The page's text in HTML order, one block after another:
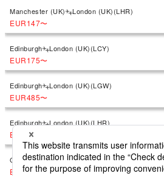
Manchester (UK) London (UK)(LHR)
EUR147〜
Edinburgh London (UK)(LCY)
EUR175〜
Edinburgh London (UK)(LGW)
EUR485〜
Edinburgh London (UK)(LHR)
EUR137
Glasgow London (UK)(LCY)
EUR256〜